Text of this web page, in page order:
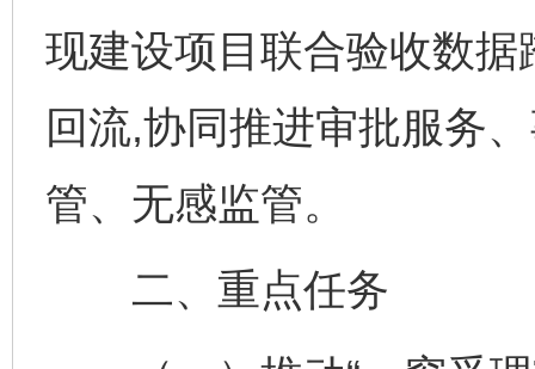
现建设项目联合验收数
回流,协同推进审批服务
管、无感监管。
二、重点任务